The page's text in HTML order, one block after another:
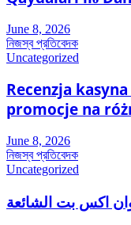
June 8, 2026
নিজস্ব প্রতিবেদক
Uncategorized
Recenzja
promocje na
June 8, 2026
নিজস্ব প্রতিবেদক
Uncategorized
اكس بت الشائعة